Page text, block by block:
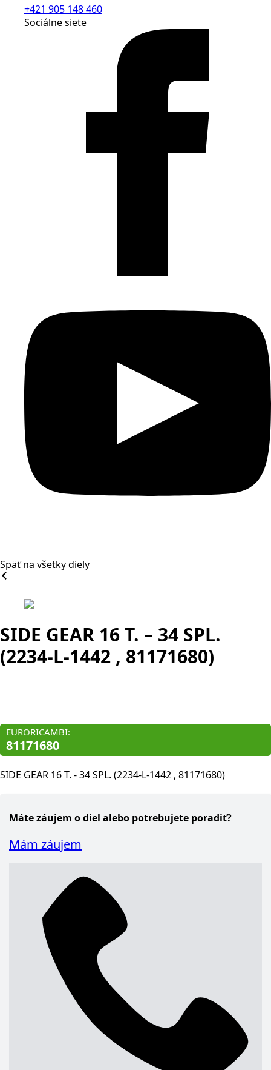
+421 905 148 460
Sociálne siete
Späť na všetky diely
SIDE GEAR 16 T. – 34 SPL.
(2234-L-1442 , 81171680)
EURORICAMBI:
81171680
SIDE GEAR 16 T. - 34 SPL. (2234-L-1442 , 81171680)
Máte záujem o diel alebo potrebujete poradiť?
Mám záujem